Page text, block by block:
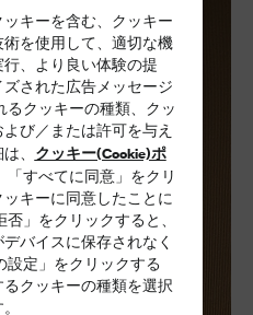
キーを含む、クッキー
を使用して、適切な機
、より良い体験の提
された広告メッセージ
るクッキーの種類、クッ
び／または許可を与え
、 クッキー(Cookie)ポ
「すべてに同意」をクリ
キーに同意したことに
」をクリックすると、
バイスに保存されなく
設定」をクリックする
クッキーの種類を選択